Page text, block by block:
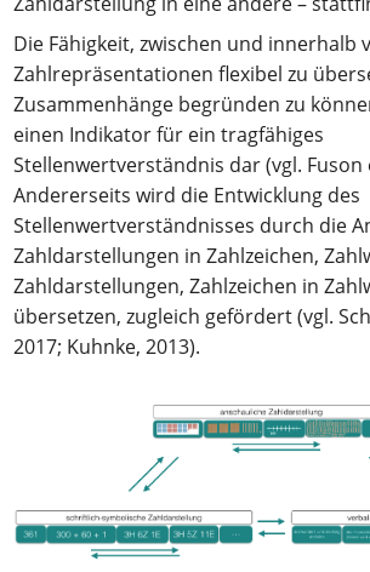
Die Fähigkeit, zwischen und innerhalb
Zahlrepräsentationen flexibel zu
Zusammenhänge begründen zu
einen Indikator für ein tragfähiges
Stellenwertverständnis dar (vgl. Fuson
Andererseits wird die Entwicklung des
Stellenwertverständnisses durch die
Zahldarstellungen in Zahlzeichen,
Zahldarstellungen, Zahlzeichen in
übersetzen, zugleich gefördert (vgl.
2017; Kuhnke, 2013).